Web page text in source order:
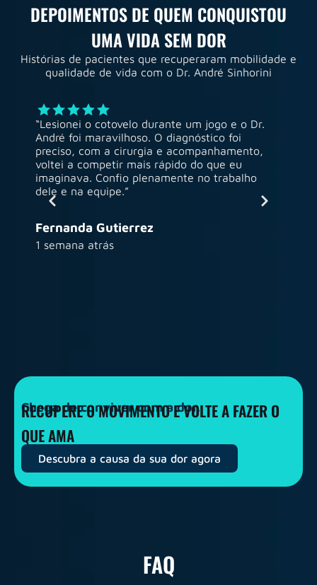
DEPOIMENTOS DE QUEM CONQUISTOU
UMA VIDA SEM DOR
Histórias de pacientes que recuperaram mobilidade e
qualidade de vida com o Dr. André Sinhorini
“Lesionei o cotovelo durante um jogo e o Dr.
André foi maravilhoso. O diagnóstico foi
preciso, com a cirurgia e acompanhamento,
voltei a competir mais rápido do que eu
imaginava. Confio plenamente no trabalho
dele e na equipe.”
Fernanda Gutierrez
1 semana atrás
Chega de conviver com a dor.
RECUPERE O MOVIMENTO E VOLTE A FAZER O
QUE AMA
Descubra a causa da sua dor agora
FAQ